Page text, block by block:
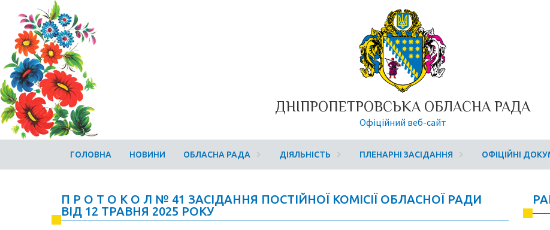
ДНІПРОПЕТРОВСЬКА ОБЛАСНА РАДА
Офіційний веб-сайт
ГОЛОВНА НОВИНИ ОБЛАСНА РАДА ДІЯЛЬНІСТЬ ПЛЕНАРНІ ЗАСІДАННЯ ОФІЦІЙНІ
П Р О Т О К О Л № 41 ЗАСІДАННЯ ПОСТІЙНОЇ КОМІСІЇ ОБЛАСНОЇ РАДИ
ВІД 12 ТРАВНЯ 2025 РОКУ